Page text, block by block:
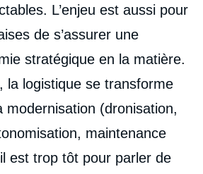
L’enjeu est aussi pour
de s’assurer une
stratégique en la matière.
la logistique se transforme
modernisation (dronisation,
maintenance
est trop tôt pour parler de